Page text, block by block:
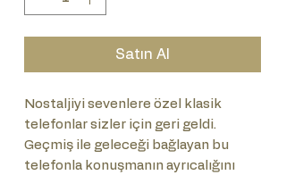
Satın Al
Nostaljiyi sevenlere özel klasik
telefonlar sizler için geri geldi.
Geçmiş ile geleceği bağlayan bu
telefonla konuşmanın ayrıcalığını